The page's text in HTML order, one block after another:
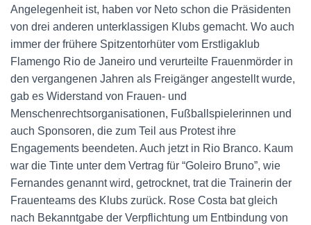
Angelegenheit ist, haben vor Neto schon die Präsidenten
von drei anderen unterklassigen Klubs gemacht. Wo auch
immer der frühere Spitzentorhüter vom Erstligaklub
Flamengo Rio de Janeiro und verurteilte Frauenmörder in
den vergangenen Jahren als Freigänger angestellt wurde,
gab es Widerstand von Frauen- und
Menschenrechtsorganisationen, Fußballspielerinnen und
auch Sponsoren, die zum Teil aus Protest ihre
Engagements beendeten. Auch jetzt in Rio Branco. Kaum
war die Tinte unter dem Vertrag für “Goleiro Bruno”, wie
Fernandes genannt wird, getrocknet, trat die Trainerin der
Frauenteams des Klubs zurück. Rose Costa bat gleich
nach Bekanntgabe der Verpflichtung um Entbindung von